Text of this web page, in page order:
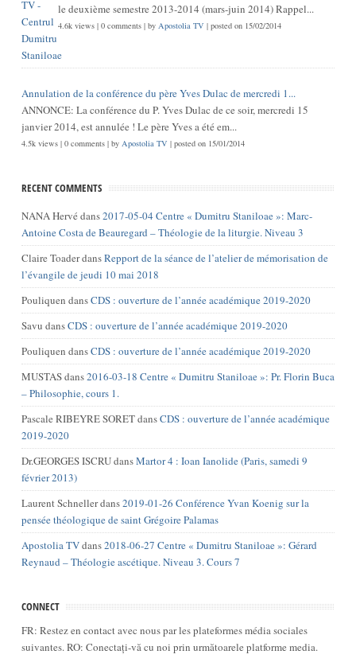
le deuxième semestre 2013-2014 (mars-juin 2014) Rappel...
4.6k views| 0 comments| by Apostolia TV | posted on 15/02/2014
Annulation de la conférence du père Yves Dulac de mercredi 1...
ANNONCE: La conférence du P. Yves Dulac de ce soir, mercredi 15
janvier 2014, est annulée ! Le père Yves a été em...
4.5k views| 0 comments| by Apostolia TV | posted on 15/01/2014
RECENT COMMENTS
NANA Hervé dans2017-05-04 Centre « Dumitru Staniloae »: Marc-
Antoine Costa de Beauregard – Théologie de la liturgie. Niveau 3
Claire ToaderdansRepport de la séance de l’atelier de mémorisation de
l’évangile de jeudi 10 mai 2018
Pouliquen dansCDS : ouverture de l’année académique 2019-2020
Savu dansCDS : ouverture de l’année académique 2019-2020
Pouliquen dansCDS : ouverture de l’année académique 2019-2020
MUSTASdans2016-03-18 Centre « Dumitru Staniloae »: Pr. Florin Buca
– Philosophie, cours 1.
Pascale RIBEYRE SORETdansCDS : ouverture de l’année académique
2019-2020
Dr.GEORGES ISCRUdansMartor 4 : Ioan Ianolide (Paris, samedi 9
février 2013)
Laurent Schnellerdans2019-01-26 Conférence Yvan Koenig sur la
pensée théologique de saint Grégoire Palamas
Apostolia TVdans2018-06-27 Centre « Dumitru Staniloae »: Gérard
Reynaud – Théologie ascétique. Niveau 3. Cours 7
CONNECT
FR: Restez en contact avec nous par les plateformes média sociales
suivantes. RO: Conectați-vă cu noi prin următoarele platforme media.